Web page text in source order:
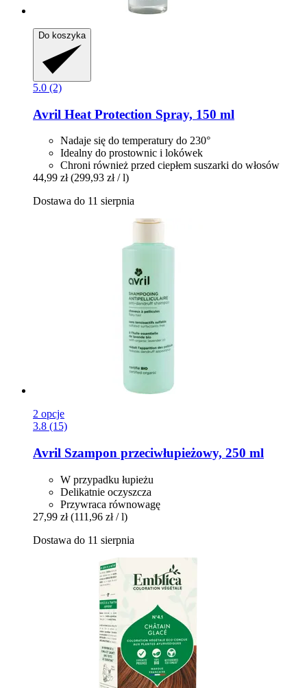
Do koszyka
5.0 (2)
Avril Heat Protection Spray, 150 ml
Nadaje się do temperatury do 230°
Idealny do prostownic i lokówek
Chroni również przed ciepłem suszarki do włosów
44,99 zł (299,93 zł / l)
Dostawa do 11 sierpnia
2 opcje
3.8 (15)
Avril Szampon przeciwłupieżowy, 250 ml
W przypadku łupieżu
Delikatnie oczyszcza
Przywraca równowagę
27,99 zł (111,96 zł / l)
Dostawa do 11 sierpnia